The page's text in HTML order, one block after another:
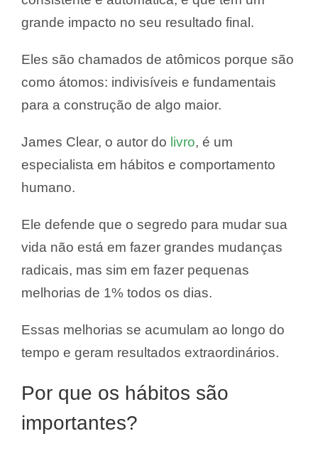
grande impacto no seu resultado final.
Eles são chamados de atômicos porque são
como átomos: indivisíveis e fundamentais
para a construção de algo maior.
James Clear, o autor do livro, é um
especialista em hábitos e comportamento
humano.
Ele defende que o segredo para mudar sua
vida não está em fazer grandes mudanças
radicais, mas sim em fazer pequenas
melhorias de 1% todos os dias.
Essas melhorias se acumulam ao longo do
tempo e geram resultados extraordinários.
Por que os hábitos são
importantes?